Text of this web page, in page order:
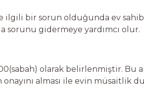
ilgili bir sorun olduğunda ev
gidermeye yardımcı olur.
olarak belirlenmiştir.
alması ile evin müsaitlik